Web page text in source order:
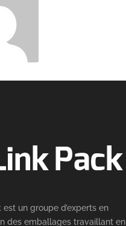
est un groupe d’experts en
des emballages travaillant en